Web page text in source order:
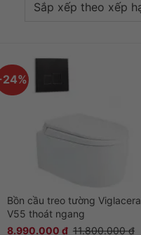
Bồn cầu treo tường Viglacera
V55 thoát ngang
8.990.000 ₫ 11.800.000₫